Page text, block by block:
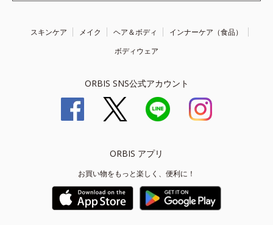
スキンケア メイク ヘア＆ボディ
インナーケア（食品）
ボディウェア
ORBIS SNS公式アカウント
ORBIS アプリ
お買い物をもっと楽しく、便利に！